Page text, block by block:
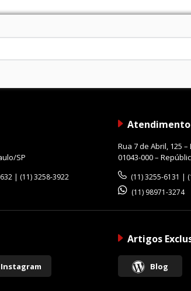
SP
| (11) 3258-3922
Atendimento
Rua 7 de Abril, 125 –
01043-000 –
(11) 3255-6131 |
(11) 98971-3274
Instagram
Artigos
Blog